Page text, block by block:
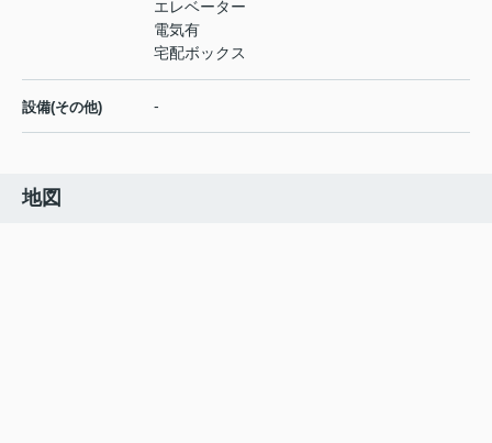
エレベーター
電気有
宅配ボックス
設備(その他) -
地図